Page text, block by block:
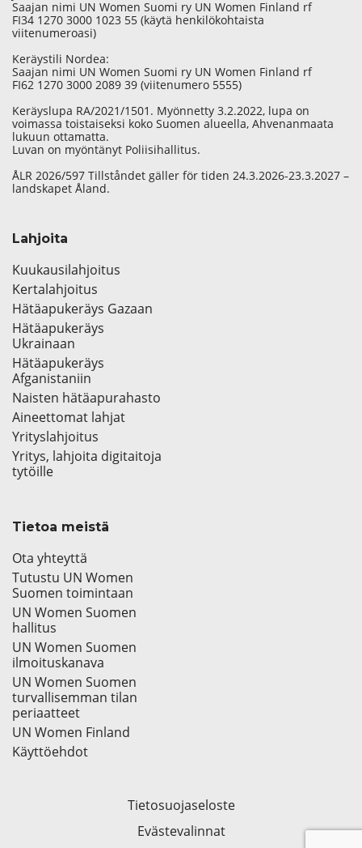
Saajan nimi UN Women Suomi ry UN Women Finland rf
FI34 1270 3000 1023 55 (käytä henkilökohtaista
viitenumeroasi)
Keräystili Nordea:
Saajan nimi UN Women Suomi ry UN Women Finland rf
FI62 1270 3000 2089 39 (viitenumero 5555)
Keräyslupa RA/2021/1501. Myönnetty 3.2.2022, lupa on
voimassa toistaiseksi koko Suomen alueella, Ahvenanmaata
lukuun ottamatta.
Luvan on myöntänyt Poliisihallitus.
ÅLR 2026/597 Tillståndet gäller för tiden 24.3.2026-23.3.2027 –
landskapet Åland.
Lahjoita
Kuukausilahjoitus
Kertalahjoitus
Hätäapukeräys Gazaan
Hätäapukeräys
Ukrainaan
Hätäapukeräys
Afganistaniin
Naisten hätäapurahasto
Aineettomat lahjat
Yrityslahjoitus
Yritys, lahjoita digitaitoja
tytöille
Tietoa meistä
Ota yhteyttä
Tutustu UN Women
Suomen toimintaan
UN Women Suomen
hallitus
UN Women Suomen
ilmoituskanava
UN Women Suomen
turvallisemman tilan
periaatteet
UN Women Finland
Käyttöehdot
Tietosuojaseloste
Evästevalinnat